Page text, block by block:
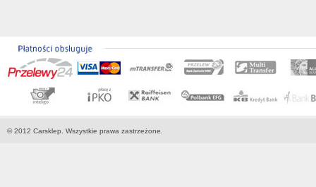
© 2012 Carsklep. Wszystkie prawa zastrzeżone.